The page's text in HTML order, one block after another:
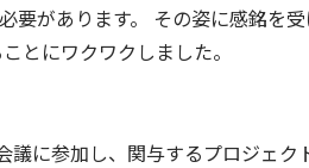
要があります。 その姿に感銘を受
とにワクワクしました。
議に参加し、関与するプロジェク